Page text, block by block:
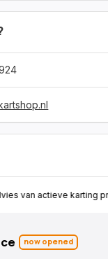
van actieve karting
now opened